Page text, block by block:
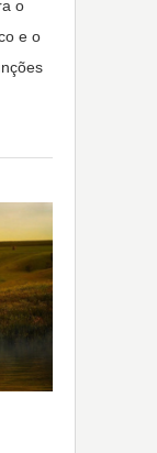
o
e o